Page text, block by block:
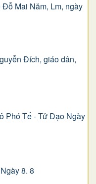
Mai Năm, Lm, ngày
Ðích, giáo dân,
Phó Tế - Tử Đạo Ngày
8. 8